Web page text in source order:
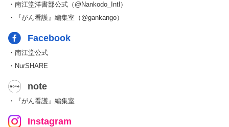
・南江堂洋書部公式（@Nankodo_Intl）
・『がん看護』編集室（@gankango）
Facebook
・南江堂公式
・NurSHARE
note
・『がん看護』編集室
Instagram